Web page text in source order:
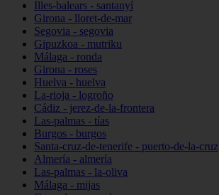
Illes-balears - santanyí
Girona - lloret-de-mar
Segovia - segovia
Gipuzkoa - mutriku
Málaga - ronda
Girona - roses
Huelva - huelva
La-rioja - logroño
Cádiz - jerez-de-la-frontera
Las-palmas - tías
Burgos - burgos
Santa-cruz-de-tenerife - puerto-de-la-cruz
Almería - almería
Las-palmas - la-oliva
Málaga - mijas